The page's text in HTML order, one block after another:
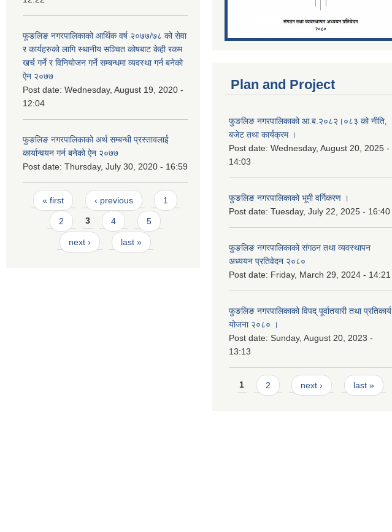
फूङलिङ नगरपालिकाको आर्थिक वर्ष २०७७/७८ को सेवा
र कार्यहरुको लागि स्थानीय सञ्चित कोषबाट केही रकम
खर्च गर्ने र विनियोजन गर्ने सम्बन्धमा व्यवस्था गर्न बनेको
ऐन २०७७
Post date: Wednesday, August 19, 2020 -
12:04
फुङलिङ नगरपालिकाको अर्थ सम्बन्धी प्रस्तावलाई
कार्यान्वयन गर्न बनेको ऐन २०७७
Post date: Thursday, July 30, 2020 - 16:59
Pages
« first ‹ previous 1
2 3 4 5
next › last »
Plan and Project
फुङलिङ नगरपालिकाको आ.ब.२०८२।०८३ को नीति‚
बजेट तथा कार्यक्रम ।
Post date: Wednesday, August 20, 2025 -
14:03
फुङलिङ नगरपालिकाको भूमी वर्गिकरण ।
Post date: Tuesday, July 22, 2025 - 16:40
फुङलिङ नगरपालिकाको संगठन तथा व्यवस्थापन
अध्ययन प्रतिवेदन २०८०
Post date: Friday, March 29, 2024 - 14:21
फुङलिङ नगरपालिकाको विपद् पूर्वातयारी तथा प्रतिकार्य
योजना २०८० ।
Post date: Sunday, August 20, 2023 -
13:13
Pages
1 2 next › last »